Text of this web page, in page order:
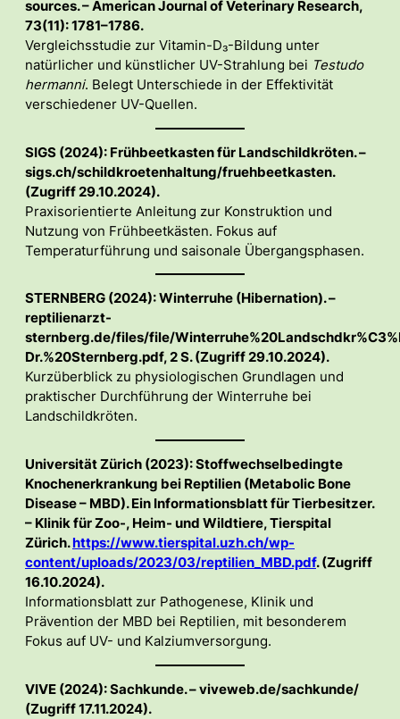
sources. – American Journal of Veterinary Research,
73(11): 1781–1786.
Vergleichsstudie zur Vitamin-D₃-Bildung unter
natürlicher und künstlicher UV-Strahlung bei Testudo
hermanni. Belegt Unterschiede in der Effektivität
verschiedener UV-Quellen.
SIGS (2024): Frühbeetkasten für Landschildkröten. –
sigs.ch/schildkroetenhaltung/fruehbeetkasten.
(Zugriff 29.10.2024).
Praxisorientierte Anleitung zur Konstruktion und
Nutzung von Frühbeetkästen. Fokus auf
Temperaturführung und saisonale Übergangsphasen.
STERNBERG (2024): Winterruhe (Hibernation). –
reptilienarzt-
sternberg.de/files/file/
Dr.%20Sternberg.pdf, 2 S. (Zugriff 29.10.2024).
Kurzüberblick zu physiologischen Grundlagen und
praktischer Durchführung der Winterruhe bei
Landschildkröten.
Universität Zürich (2023): Stoffwechselbedingte
Knochenerkrankung bei Reptilien (Metabolic Bone
Disease – MBD). Ein Informationsblatt für Tierbesitzer.
– Klinik für Zoo-, Heim- und Wildtiere, Tierspital
Zürich.https://www.tierspital.uzh.ch/wp-
content/uploads/2023/03/reptilien_MBD.pdf. (Zugriff
16.10.2024).
Informationsblatt zur Pathogenese, Klinik und
Prävention der MBD bei Reptilien, mit besonderem
Fokus auf UV- und Kalziumversorgung.
VIVE (2024): Sachkunde. – viveweb.de/sachkunde/
(Zugriff 17.11.2024).